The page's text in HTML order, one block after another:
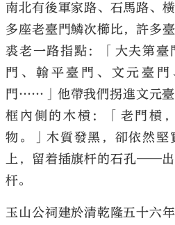
南北有後軍家路、石馬路、
多座老臺門鱗次櫛比，許多
裘老一路指點：「大夫第臺
門、翰平臺門、文元臺
門……」他帶我們拐進文元
框內側的木槓：「老門槓
物。」木質發黑，卻依然堅
上，留着插旗杆的石孔——
杆。
玉山公祠建於清乾隆五十六